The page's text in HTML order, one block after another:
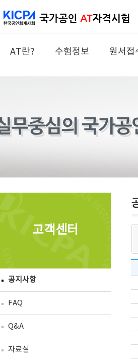
AT란? 수험정보 원서접
고객센터
공지사항
FAQ
Q&A
자료실